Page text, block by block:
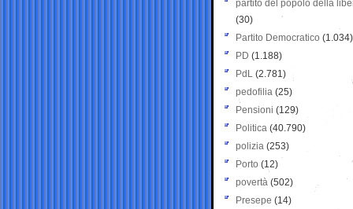
partito del popolo della
(30)
Partito Democratico (1.034)
PD (1.188)
PdL (2.781)
pedofilia (25)
Pensioni (129)
Politica (40.790)
polizia (253)
Porto (12)
povertà (502)
Presepe (14)